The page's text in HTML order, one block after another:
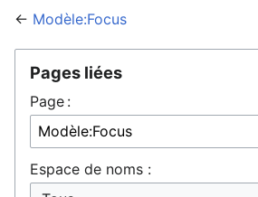
← Modèle:Focus
Pages liées
Page :
Espace de noms :